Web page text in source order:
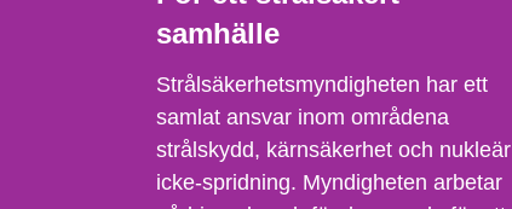
samhälle
Strålsäkerhetsmyndigheten har ett
samlat ansvar inom områdena
strålskydd, kärnsäkerhet och nukleär
icke-spridning. Myndigheten arbetar